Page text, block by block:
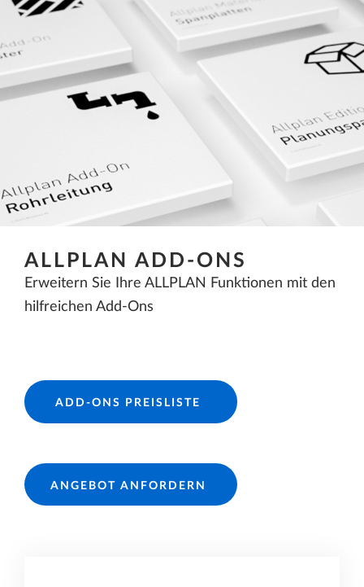
ALLPLAN ADD-ONS
Erweitern Sie Ihre ALLPLAN Funktionen mit den
hilfreichen Add-Ons
ADD-ONS PREISLISTE
ANGEBOT ANFORDERN